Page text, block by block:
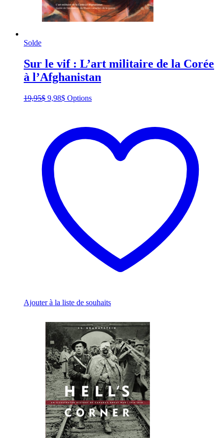
Solde
Sur le vif : L’art militaire de la Corée
à l’Afghanistan
19,95$ Original
9,98$Current
OptionsThis
variants.
The
options
Ajouter à la liste de souhaits